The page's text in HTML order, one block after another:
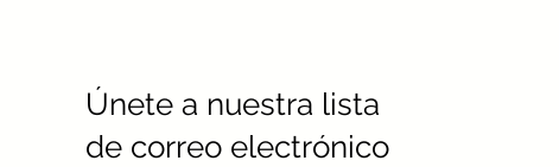
Únete a nuestra lista
de correo electrónico